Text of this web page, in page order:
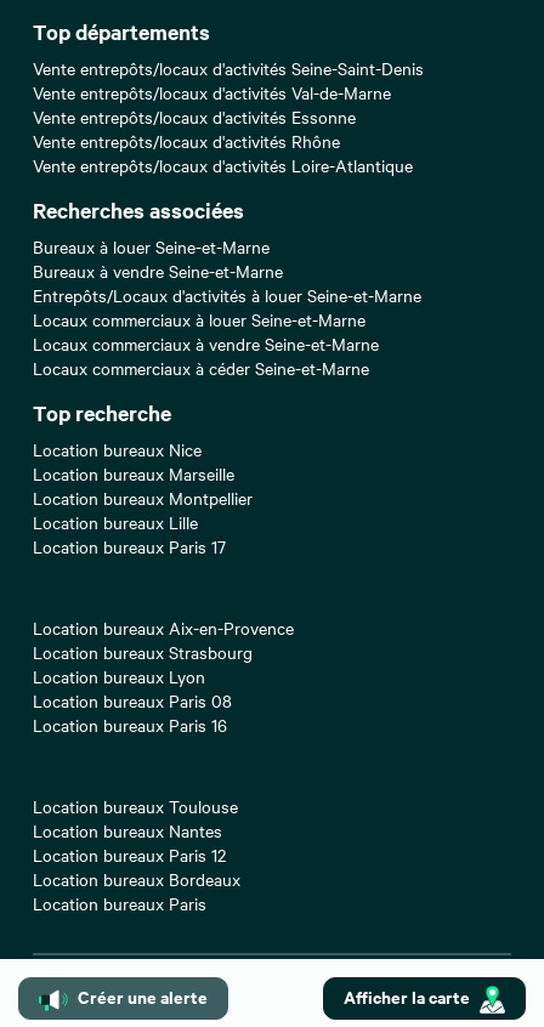
Créer une alerte Afficher la carte
Top départements
Vente entrepôts/locaux d'activités Seine-Saint-Denis
Vente entrepôts/locaux d'activités Val-de-Marne
Vente entrepôts/locaux d'activités Essonne
Vente entrepôts/locaux d'activités Rhône
Vente entrepôts/locaux d'activités Loire-Atlantique
Recherches associées
Bureaux à louer Seine-et-Marne
Bureaux à vendre Seine-et-Marne
Entrepôts/Locaux d'activités à louer Seine-et-Marne
Locaux commerciaux à louer Seine-et-Marne
Locaux commerciaux à vendre Seine-et-Marne
Locaux commerciaux à céder Seine-et-Marne
Top recherche
Location bureaux Nice
Location bureaux Marseille
Location bureaux Montpellier
Location bureaux Lille
Location bureaux Paris 17
Location bureaux Aix-en-Provence
Location bureaux Strasbourg
Location bureaux Lyon
Location bureaux Paris 08
Location bureaux Paris 16
Location bureaux Toulouse
Location bureaux Nantes
Location bureaux Paris 12
Location bureaux Bordeaux
Location bureaux Paris